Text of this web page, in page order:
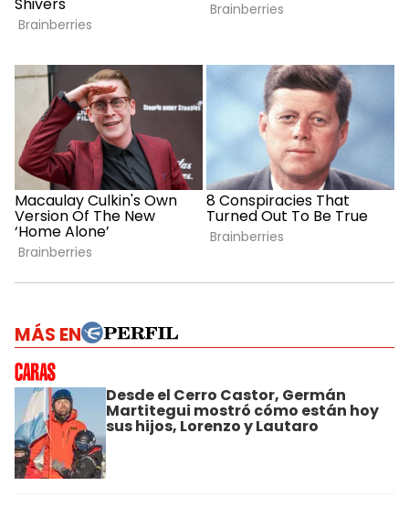
MÁS EN
Desde el Cerro Castor, Germán
Martitegui mostró cómo están hoy
sus hijos, Lorenzo y Lautaro